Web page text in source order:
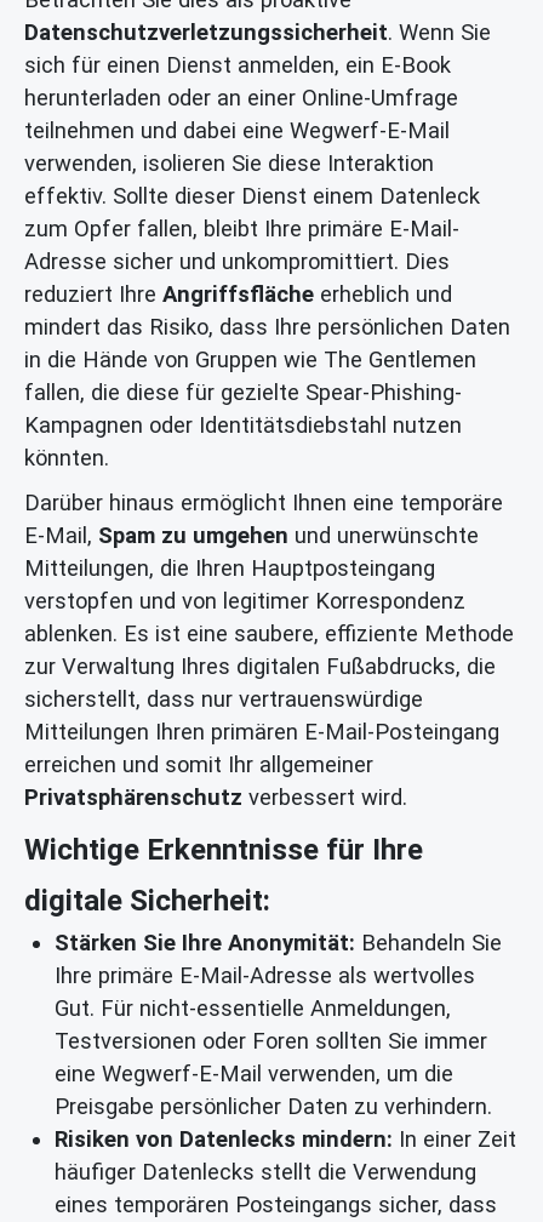
Datenschutzverletzungssicherheit. Wenn Sie
sich für einen Dienst anmelden, ein E-Book
herunterladen oder an einer Online-Umfrage
teilnehmen und dabei eine Wegwerf-E-Mail
verwenden, isolieren Sie diese Interaktion
effektiv. Sollte dieser Dienst einem Datenleck
zum Opfer fallen, bleibt Ihre primäre E-Mail-
Adresse sicher und unkompromittiert. Dies
reduziert Ihre Angriffsfläche erheblich und
mindert das Risiko, dass Ihre persönlichen Daten
in die Hände von Gruppen wie The Gentlemen
fallen, die diese für gezielte Spear-Phishing-
Kampagnen oder Identitätsdiebstahl nutzen
könnten.
Darüber hinaus ermöglicht Ihnen eine temporäre
E-Mail, Spam zu umgehen und unerwünschte
Mitteilungen, die Ihren Hauptposteingang
verstopfen und von legitimer Korrespondenz
ablenken. Es ist eine saubere, effiziente Methode
zur Verwaltung Ihres digitalen Fußabdrucks, die
sicherstellt, dass nur vertrauenswürdige
Mitteilungen Ihren primären E-Mail-Posteingang
erreichen und somit Ihr allgemeiner
Privatsphärenschutz verbessert wird.
Wichtige Erkenntnisse für Ihre
digitale Sicherheit:
Stärken Sie Ihre Anonymität: Behandeln Sie
Ihre primäre E-Mail-Adresse als wertvolles
Gut. Für nicht-essentielle Anmeldungen,
Testversionen oder Foren sollten Sie immer
eine Wegwerf-E-Mail verwenden, um die
Preisgabe persönlicher Daten zu verhindern.
Risiken von Datenlecks mindern: In einer Zeit
häufiger Datenlecks stellt die Verwendung
eines temporären Posteingangs sicher, dass